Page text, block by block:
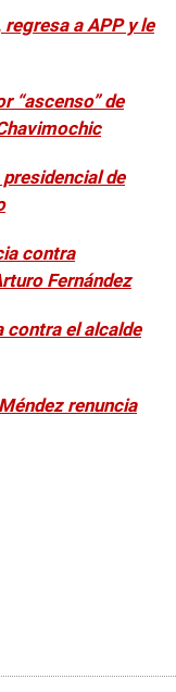
a APP y le
“ascenso” de
de
contra
Fernández
contra el alcalde
renuncia